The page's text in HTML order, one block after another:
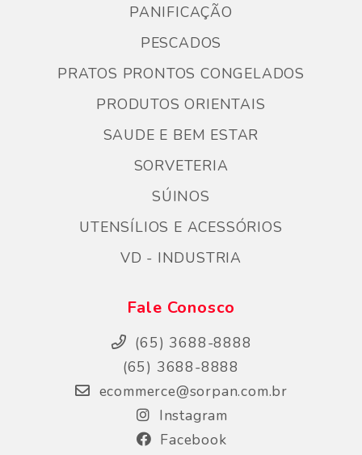
PANIFICAÇÃO
PESCADOS
PRATOS PRONTOS CONGELADOS
PRODUTOS ORIENTAIS
SAUDE E BEM ESTAR
SORVETERIA
SÚINOS
UTENSÍLIOS E ACESSÓRIOS
VD - INDUSTRIA
Fale Conosco
(65) 3688-8888
(65) 3688-8888
ecommerce@sorpan.com.br
Instagram
Facebook